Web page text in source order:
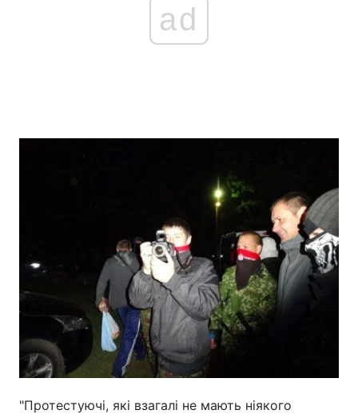
ad
"Протестуючі, які взагалі не мають ніякого